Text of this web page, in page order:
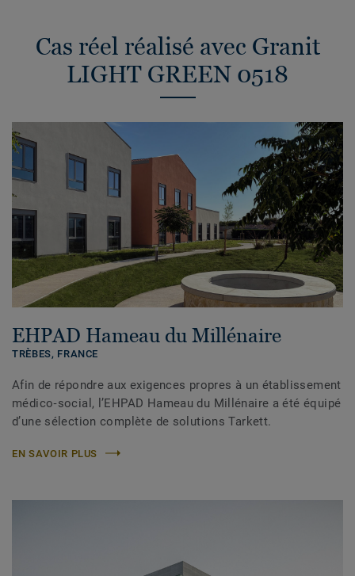
Cas réel réalisé avec Granit
LIGHT GREEN 0518
EHPAD Hameau du Millénaire
TRÈBES, FRANCE
Afin de répondre aux exigences propres à un établissement
médico‑social, l’EHPAD Hameau du Millénaire a été équipé
d’une sélection complète de solutions Tarkett.
EN SAVOIR PLUS